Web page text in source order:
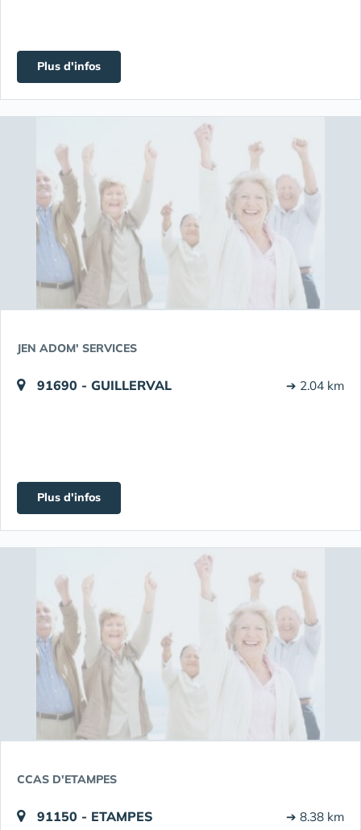
Plus d'infos
JEN ADOM' SERVICES
91690 - GUILLERVAL ➔ 2.04 km
Plus d'infos
CCAS D'ETAMPES
91150 - ETAMPES ➔ 8.38 km